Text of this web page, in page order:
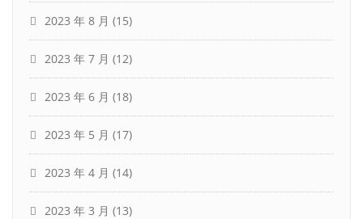
2023 年 8 月 (15)
2023 年 7 月 (12)
2023 年 6 月 (18)
2023 年 5 月 (17)
2023 年 4 月 (14)
2023 年 3 月 (13)